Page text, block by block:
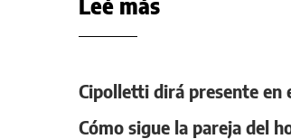
Leé más
Cipolletti dirá presente en
Cómo sigue la pareja del